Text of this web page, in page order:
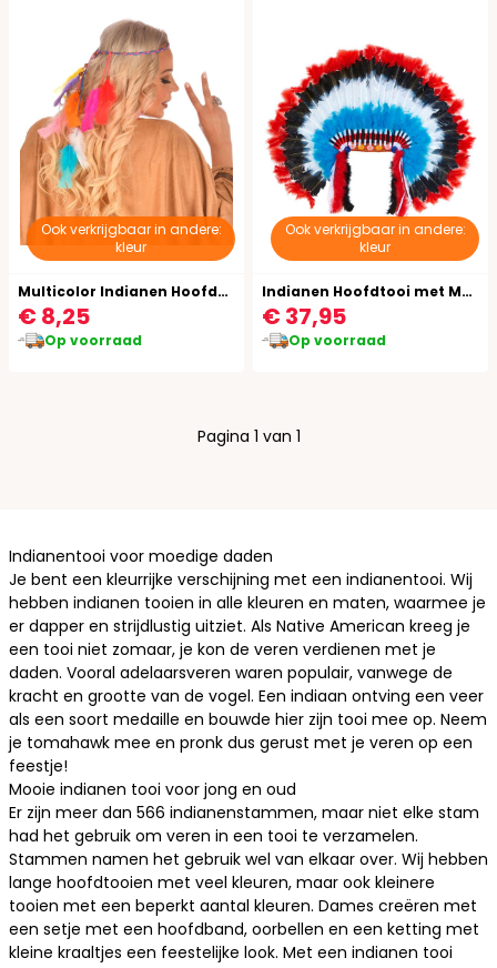
Ook verkrijgbaar in andere:
kleur
Multicolor Indianen Hoofdband met Veren
€ 8,25
Op voorraad
Ook verkrijgbaar in andere:
kleur
Indianen Hoofdtooi met Marabou
€ 37,95
Op voorraad
Pagina 1 van 1
Indianentooi voor moedige daden
Je bent een kleurrijke verschijning met een indianentooi. Wij
hebben indianen tooien in alle kleuren en maten, waarmee je
er dapper en strijdlustig uitziet. Als Native American kreeg je
een tooi niet zomaar, je kon de veren verdienen met je
daden. Vooral adelaarsveren waren populair, vanwege de
kracht en grootte van de vogel. Een indiaan ontving een veer
als een soort medaille en bouwde hier zijn tooi mee op. Neem
je tomahawk mee en pronk dus gerust met je veren op een
feestje!
Mooie indianen tooi voor jong en oud
Er zijn meer dan 566 indianenstammen, maar niet elke stam
had het gebruik om veren in een tooi te verzamelen.
Stammen namen het gebruik wel van elkaar over. Wij hebben
lange hoofdtooien met veel kleuren, maar ook kleinere
tooien met een beperkt aantal kleuren. Dames creëren met
een setje met een hoofdband, oorbellen en een ketting met
kleine kraaltjes een feestelijke look. Met een indianen tooi